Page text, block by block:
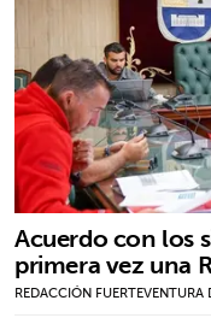
Acuerdo con los
primera vez una
REDACCIÓN